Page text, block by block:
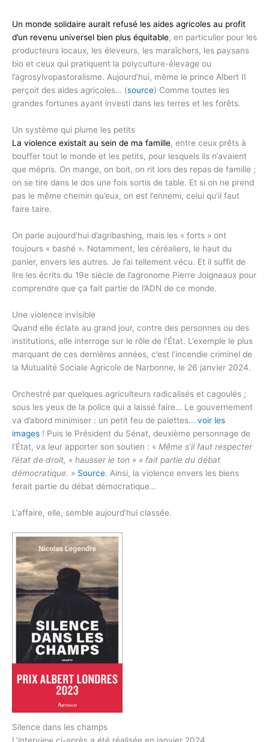
Un monde solidaire aurait refusé les aides agricoles au profit
d’un revenu universel bien plus équitable, en particulier pour les
producteurs locaux, les éleveurs, les maraîchers, les paysans
bio et ceux qui pratiquent la polyculture-élevage ou
l’agrosylvopastoralisme. Aujourd’hui, même le prince Albert II
perçoit des aides agricoles… (source) Comme toutes les
grandes fortunes ayant investi dans les terres et les forêts.
Un système qui plume les petits
La violence existait au sein de ma famille, entre ceux prêts à
bouffer tout le monde et les petits, pour lesquels ils n’avaient
que mépris. On mange, on boit, on rit lors des repas de famille ;
on se tire dans le dos une fois sortis de table. Et si on ne prend
pas le même chemin qu’eux, on est l’ennemi, celui qu’il faut
faire taire.
On parle aujourd’hui d’agribashing, mais les « forts » ont
toujours « bashé ». Notamment, les céréaliers, le haut du
panier, envers les autres. Je l’ai tellement vécu. Et il suffit de
lire les écrits du 19e siècle de l’agronome Pierre Joigneaux pour
comprendre que ça fait partie de l’ADN de ce monde.
Une violence invisible
Quand elle éclate au grand jour, contre des personnes ou des
institutions, elle interroge sur le rôle de l’État. L’exemple le plus
marquant de ces dernières années, c’est l’incendie criminel de
la Mutualité Sociale Agricole de Narbonne, le 26 janvier 2024.
Orchestré par quelques agriculteurs radicalisés et cagoulés ;
sous les yeux de la police qui a laissé faire… Le gouvernement
va d’abord minimiser : un petit feu de palettes… voir les
images ! Puis le Président du Sénat, deuxième personnage de
l’État, va leur apporter son soutien : « Même s’il faut respecter
l’état de droit, « hausser le ton » « fait partie du débat
démocratique. » Source. Ainsi, la violence envers les biens
ferait partie du débat démocratique…
L’affaire, elle, semble aujourd’hui classée.
Silence dans les champs